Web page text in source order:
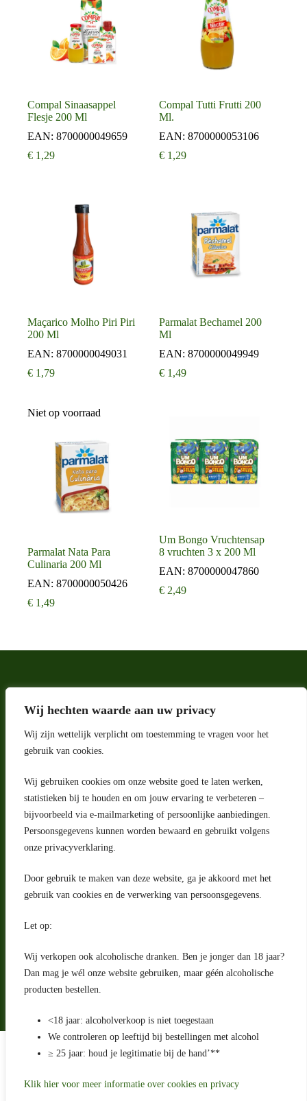
Wij hechten waarde aan uw privacy
Wij zijn wettelijk verplicht om toestemming te vragen voor het
gebruik van cookies.
Wij gebruiken cookies om onze website goed te laten werken,
statistieken bij te houden en om jouw ervaring te verbeteren –
bijvoorbeeld via e-mailmarketing of persoonlijke aanbiedingen.
Persoonsgegevens kunnen worden bewaard en gebruikt volgens
onze privacyverklaring.
Door gebruik te maken van deze website, ga je akkoord met het
gebruik van cookies en de verwerking van persoonsgegevens.
Let op:
Wij verkopen ook alcoholische dranken. Ben je jonger dan 18 jaar?
Dan mag je wél onze website gebruiken, maar géén alcoholische
producten bestellen.
<18 jaar: alcoholverkoop is niet toegestaan
We controleren op leeftijd bij bestellingen met alcohol
≥ 25 jaar: houd je legitimatie bij de hand’**
Klik hier voor meer informatie over cookies en privacy
Compal Sinaasappel
Flesje 200 Ml
EAN: 8700000049659
€ 1,29
Compal Tutti Frutti 200
Ml.
EAN:8700000053106
€ 1,29
Maçarico Molho Piri Piri
200 Ml
EAN: 8700000049031
€ 1,79
Parmalat Bechamel 200
Ml
EAN:8700000049949
€ 1,49
Niet op voorraad
Parmalat Nata Para
Culinaria 200 Ml
EAN: 8700000050426
€ 1,49
Um Bongo Vruchtensap
8 vruchten 3 x 200 Ml
EAN:8700000047860
€ 2,49
Adres
Riga 4 E
2993 LW Barendrecht
Nederland
Contact
klantenservice@portugeseproducten.nl
Facebook
Herroepingsrecht
Bij bezorging van alcoholhoudende dranken voert de bezorger
Algemene voorwaarden
Betaling en levering